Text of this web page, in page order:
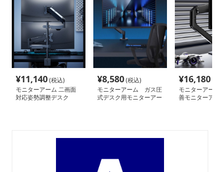
¥11,140(税込)
モニターアーム 二画面
対応姿勢調整デスク
¥8,580(税込)
モニターアーム ガス圧
式デスク用モニターアー
¥16,180
モニターアー
善モニターア